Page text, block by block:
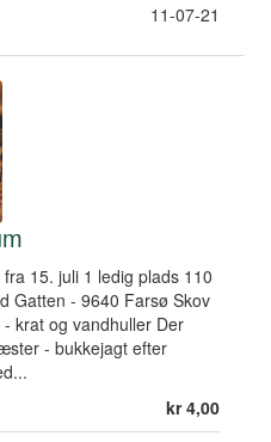
11-07-21
15. juli 1 ledig plads 110
Gatten - 9640 Farsø Skov
krat og vandhuller Der
- bukkejagt efter
kr 4,00